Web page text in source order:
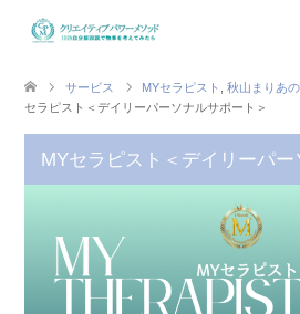
サービス MYセラピスト 秋山まりあ
セラピスト＜デイリーパーソナルサポート＞
MYセラピスト＜デイリーパー